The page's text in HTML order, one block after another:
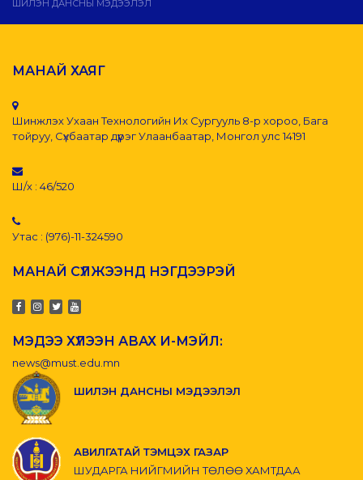
ШИЛЭН ДАНСНЫ МЭДЭЭЛЭЛ
МАНАЙ ХАЯГ
Шинжлэх Ухаан Технологийн Их Сургууль 8-р хороо, Бага
тойруу, Сүхбаатар дүүрэг Улаанбаатар, Монгол улс 14191
Ш/х : 46/520
Утас : (976)-11-324590
МАНАЙ СҮЛЖЭЭНД НЭГДЭЭРЭЙ
МЭДЭЭ ХҮЛЭЭН АВАХ И-МЭЙЛ:
news@must.edu.mn
ШИЛЭН ДАНСНЫ МЭДЭЭЛЭЛ
АВИЛГАТАЙ ТЭМЦЭХ ГАЗАР
ШУДАРГА НИЙГМИЙН ТӨЛӨӨ ХАМТДАА